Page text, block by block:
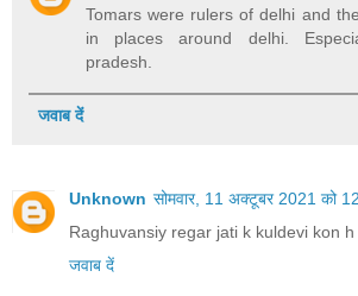
Tomars were rulers of delhi and
in places around delhi.
pradesh.
जवाब दें
Unknown सोमवार, 11 अक्टूबर 2021 को
Raghuvansiy regar jati k kuldevi kon h
जवाब दें